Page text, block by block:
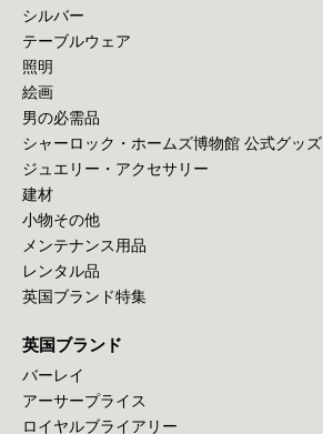
シルバー
テーブルウェア
照明
絵画
男の必需品
シャーロック・ホームズ博物館 公式グッズ
ジュエリー・アクセサリー
建材
小物その他
メンテナンス用品
レンタル品
英国ブランド特集
英国ブランド
バーレイ
アーサープライス
ロイヤルブライアリー